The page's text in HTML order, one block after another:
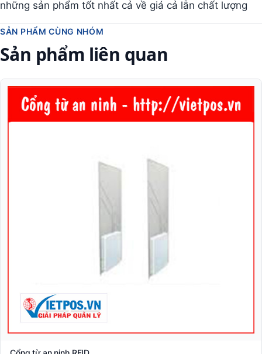
những sản phẩm tốt nhất cả về giá cả lẫn chất lượng
SẢN PHẨM CÙNG NHÓM
Sản phẩm liên quan